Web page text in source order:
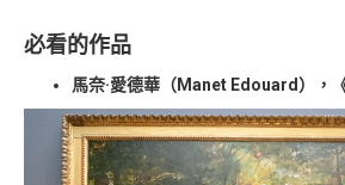
必看的作品
馬奈·愛德華（Manet Edouard），